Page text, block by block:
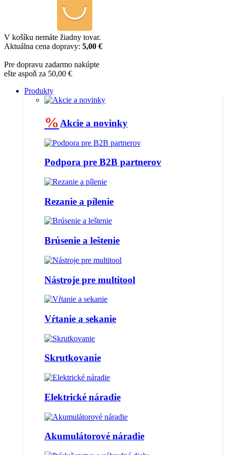
V košíku nemáte žiadny tovar.
Aktuálna cena dopravy: 5,00 €
Pre dopravu zadarmo nakúpte
ešte aspoň za 50,00 €
Produkty
% Akcie a novinky
Podpora pre B2B partnerov
Rezanie a pílenie
Brúsenie a leštenie
Nástroje pre multitool
Vŕtanie a sekanie
Skrutkovanie
Elektrické náradie
Akumulátorové náradie